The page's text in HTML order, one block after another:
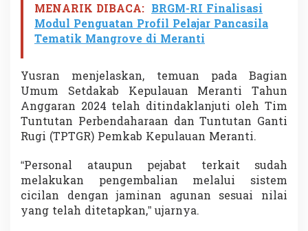
MENARIK DIBACA: BRGM-RI Finalisasi
Modul Penguatan Profil Pelajar Pancasila
Tematik Mangrove di Meranti
Yusran menjelaskan, temuan pada Bagian
Umum Setdakab Kepulauan Meranti Tahun
Anggaran 2024 telah ditindaklanjuti oleh Tim
Tuntutan Perbendaharaan dan Tuntutan Ganti
Rugi (TPTGR) Pemkab Kepulauan Meranti.
“Personal ataupun pejabat terkait sudah
melakukan pengembalian melalui sistem
cicilan dengan jaminan agunan sesuai nilai
yang telah ditetapkan,” ujarnya.